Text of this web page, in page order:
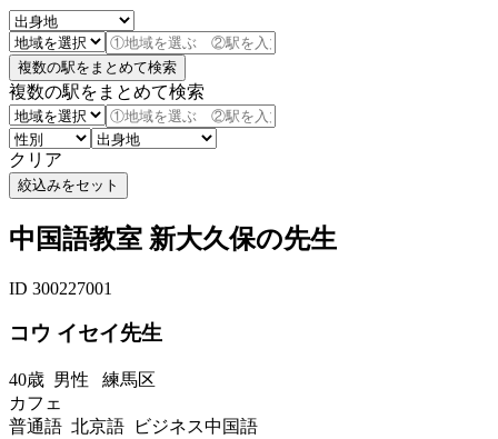
複数の駅をまとめて検索
クリア
中国語教室 新大久保の先生
ID 300227001
コウ イセイ先生
40歳 男性 練馬区
カフェ
普通語 北京語 ビジネス中国語